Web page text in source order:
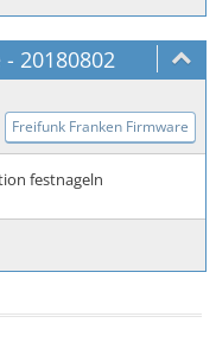
- 20180802
Freifunk Franken Firmware
festnageln